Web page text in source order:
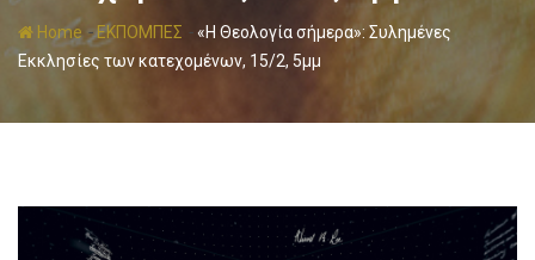
Home -ΕΚΠΟΜΠΕΣ -«Η Θεολογία σήμερα»: Συλημένες
Εκκλησίες των κατεχομένων, 15/2, 5μμ